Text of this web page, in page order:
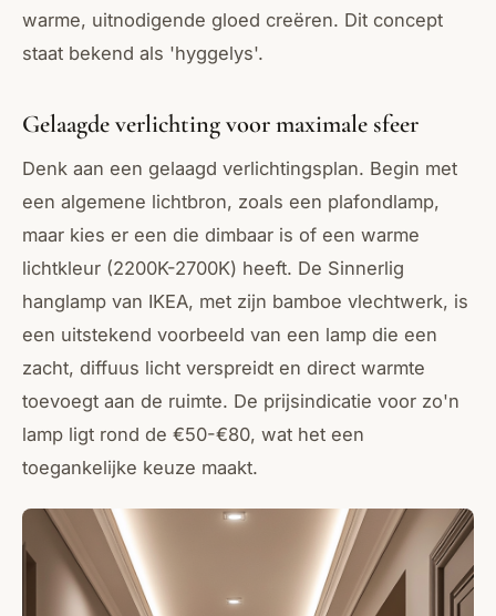
warme, uitnodigende gloed creëren. Dit concept
staat bekend als 'hyggelys'.
Gelaagde verlichting voor maximale sfeer
Denk aan een gelaagd verlichtingsplan. Begin met
een algemene lichtbron, zoals een plafondlamp,
maar kies er een die dimbaar is of een warme
lichtkleur (2200K-2700K) heeft. De Sinnerlig
hanglamp van IKEA, met zijn bamboe vlechtwerk, is
een uitstekend voorbeeld van een lamp die een
zacht, diffuus licht verspreidt en direct warmte
toevoegt aan de ruimte. De prijsindicatie voor zo'n
lamp ligt rond de €50-€80, wat het een
toegankelijke keuze maakt.